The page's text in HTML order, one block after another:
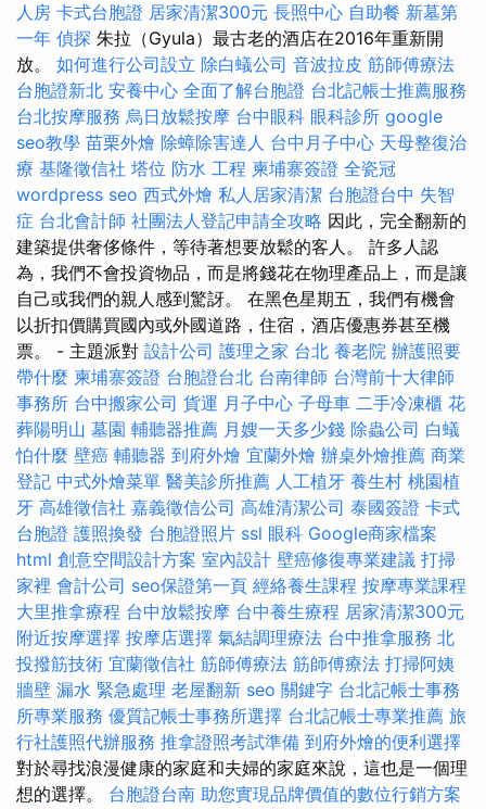
人房 卡式台胞證 居家清潔300元 長照中心 自助餐 新墓第
一年 偵探 朱拉（Gyula）最古老的酒店在2016年重新開
放。 如何進行公司設立 除白蟻公司 音波拉皮 筋師傅療法
台胞證新北 安養中心 全面了解台胞證 台北記帳士推薦服務
台北按摩服務 烏日放鬆按摩 台中眼科 眼科診所 google
seo教學 苗栗外燴 除蟑除害達人 台中月子中心 天母整復治
療 基隆徵信社 塔位 防水 工程 柬埔寨簽證 全瓷冠
wordpress seo 西式外燴 私人居家清潔 台胞證台中 失智
症 台北會計師 社團法人登記申請全攻略 因此，完全翻新的
建築提供奢侈條件，等待著想要放鬆的客人。 許多人認
為，我們不會投資物品，而是將錢花在物理產品上，而是讓
自己或我們的親人感到驚訝。 在黑色星期五，我們有機會
以折扣價購買國內或外國道路，住宿，酒店優惠券甚至機
票。 - 主題派對 設計公司 護理之家 台北 養老院 辦護照要
帶什麼 柬埔寨簽證 台胞證台北 台南律師 台灣前十大律師
事務所 台中搬家公司 貨運 月子中心 子母車 二手冷凍櫃 花
葬陽明山 墓園 輔聽器推薦 月嫂一天多少錢 除蟲公司 白蟻
怕什麼 壁癌 輔聽器 到府外燴 宜蘭外燴 辦桌外燴推薦 商業
登記 中式外燴菜單 醫美診所推薦 人工植牙 養生村 桃園植
牙 高雄徵信社 嘉義徵信公司 高雄清潔公司 泰國簽證 卡式
台胞證 護照換發 台胞證照片 ssl 眼科 Google商家檔案
html 創意空間設計方案 室內設計 壁癌修復專業建議 打掃
家裡 會計公司 seo保證第一頁 經絡養生課程 按摩專業課程
大里推拿療程 台中放鬆按摩 台中養生療程 居家清潔300元
附近按摩選擇 按摩店選擇 氣結調理療法 台中推拿服務 北
投撥筋技術 宜蘭徵信社 筋師傅療法 筋師傅療法 打掃阿姨
牆壁 漏水 緊急處理 老屋翻新 seo 關鍵字 台北記帳士事務
所專業服務 優質記帳士事務所選擇 台北記帳士專業推薦 旅
行社護照代辦服務 推拿證照考試準備 到府外燴的便利選擇
對於尋找浪漫健康的家庭和夫婦的家庭來說，這也是一個理
想的選擇。 台胞證台南 助您實現品牌價值的數位行銷方案